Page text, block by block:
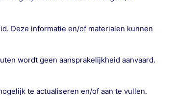
Deze informatie en/of materialen kunnen
wordt geen aansprakelijkheid aanvaard.
te actualiseren en/of aan te vullen.